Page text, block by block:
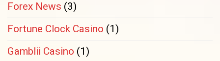
Forex News (3)
Fortune Clock Casino (1)
Gamblii Casino (1)